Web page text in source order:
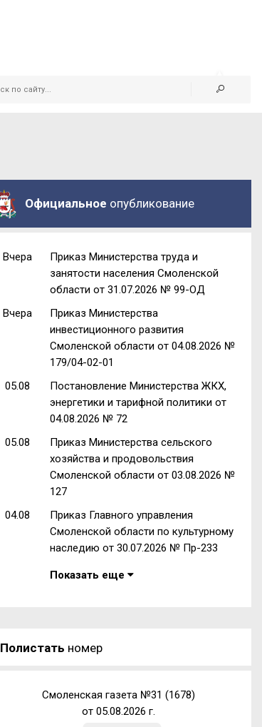
Официальное опубликование
Вчера
Приказ Министерства труда и
занятости населения Смоленской
области от 31.07.2026 № 99-ОД
Вчера
Приказ Министерства
инвестиционного развития
Смоленской области от 04.08.2026 №
179/04-02-01
05.08
Постановление Министерства ЖКХ,
энергетики и тарифной политики от
04.08.2026 № 72
05.08
Приказ Министерства сельского
хозяйства и продовольствия
Смоленской области от 03.08.2026 №
127
04.08
Приказ Главного управления
Смоленской области по культурному
наследию от 30.07.2026 № Пр-233
Показать еще
Полистать номер
Смоленская газета №31 (1678)
от 05.08.2026 г.